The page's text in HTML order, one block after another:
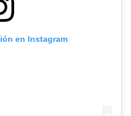
en Instagram